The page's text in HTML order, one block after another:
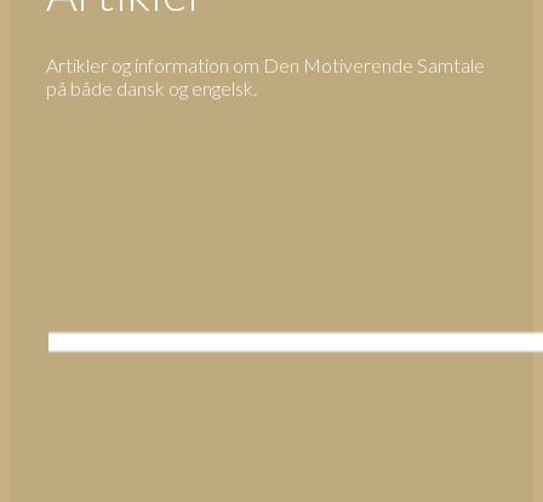
Artikler og information om Den Motiverende Samtale
på både dansk og engelsk.